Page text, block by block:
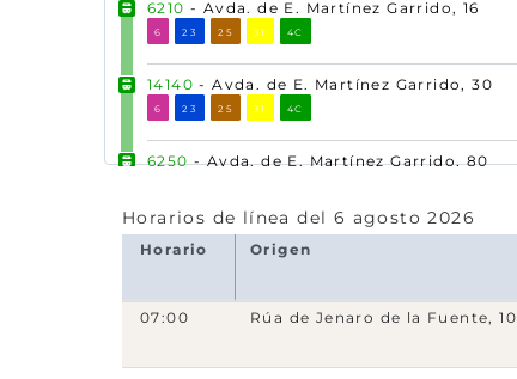
6210 - Avda. de E. Martínez Garrido, 16
6 23 25 31 4C
14140 - Avda. de E. Martínez Garrido, 30
6 23 25 31 4C
6250- Avda. de E. Martínez Garrido, 80
20136- Avda. de E. Martínez Garrido, 98
14180 - Avda. de E. Martínez Garrido, 108
Horarios de línea del 6 agosto 2026
Horario Origen
07:00 Rúa de Jenaro de la Fuente, 10